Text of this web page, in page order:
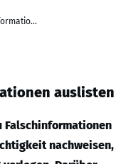
Google muss Falschinformationen auslisten
auslisten
Falschinformationen
nachweisen,